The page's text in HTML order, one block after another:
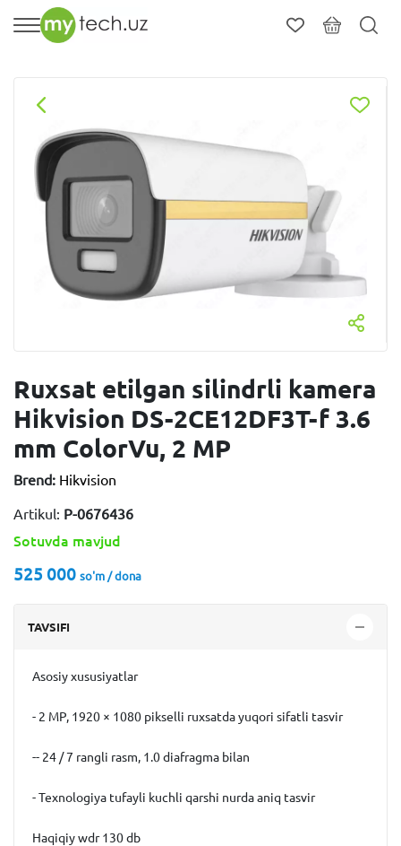
Ruxsat etilgan silindrli kamera
Hikvision DS-2CE12DF3T-f 3.6
mm ColorVu, 2 MP
Brend: Hikvision
Artikul: P-0676436
Sotuvda mavjud
525 000 so'm / dona
TAVSIFI
Asosiy xususiyatlar
- 2 MP, 1920 × 1080 pikselli ruxsatda yuqori sifatli tasvir
-- 24 / 7 rangli rasm, 1.0 diafragma bilan
- Texnologiya tufayli kuchli qarshi nurda aniq tasvir
Haqiqiy wdr 130 db